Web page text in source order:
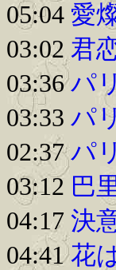
05:04 愛
03:02 君
03:36パ
03:33 パ
02:37パ
03:12 巴
04:17 決
04:41花